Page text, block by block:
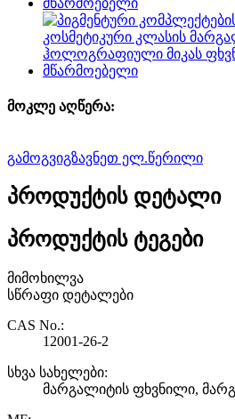
მოკლე აღწერა:
გამოგვიგზავნეთ ელ.წერილი
პროდუქტის დეტალი
პროდუქტის ტეგები
მიმოხილვა
სწრაფი დეტალები
CAS No.:
12001-26-2
სხვა სახელები:
მარგალიტის ფხვნილი,